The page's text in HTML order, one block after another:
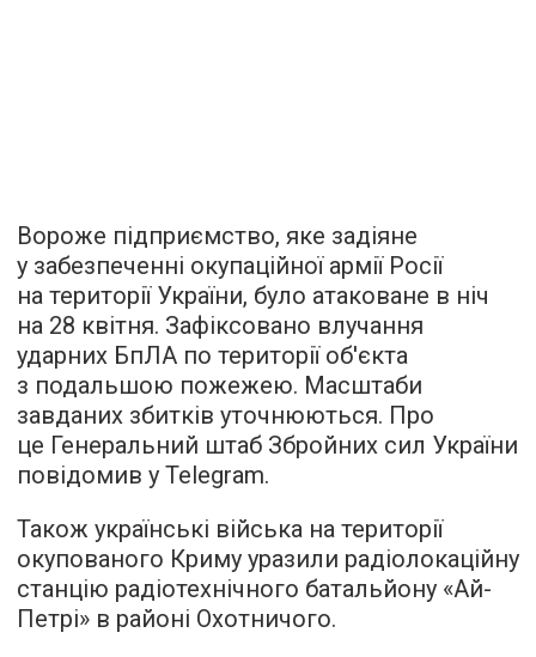
Вороже підприємство, яке задіяне
у забезпеченні окупаційної армії Росії
на території України, було атаковане в ніч
на 28 квітня. Зафіксовано влучання
ударних БпЛА по території об'єкта
з подальшою пожежею. Масштаби
завданих збитків уточнюються. Про
це Генеральний штаб Збройних сил України
повідомив у Telegram.
Також українські війська на території
окупованого Криму уразили радіолокаційну
станцію радіотехнічного батальйону «Ай-
Петрі» в районі Охотничого.